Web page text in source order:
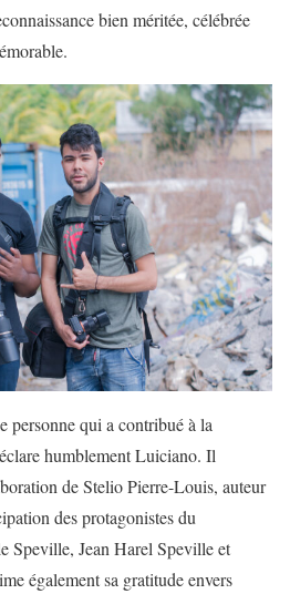
bien méritée, célébrée
personne qui a contribué à la
humblement Luiciano. Il
de Stelio Pierre-Louis, auteur
des protagonistes du
Speville, Jean Harel Speville et
également sa gratitude envers